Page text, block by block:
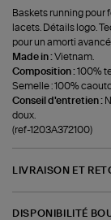
Baskets running pour
lacets. Détails logo.
pour un amorti avancé
Made in :Vietnam.
Composition :100%
Semelle : 100%
Conseil d'entretien :
doux.
(ref-1203A372100)
LIVRAISON ET
DISPONIBILITÉ